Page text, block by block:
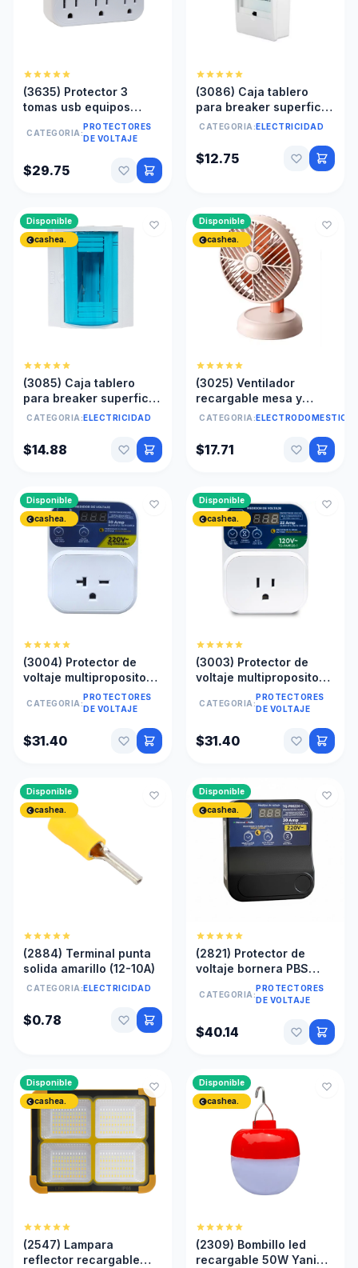
(3635) Protector 3
tomas usb equipos
electronicos
CATEGORIA:
PROTECTORES
DE VOLTAJE
$29.75
(3086) Caja tablero
para breaker superficial
6 polo GY-6
CATEGORIA:ELECTRICIDAD
$12.75
Disponible
cashea.
(3085) Caja tablero
para breaker superficial
8 polo GY-8
CATEGORIA:ELECTRICIDAD
$14.88
Disponible
cashea.
(3025) Ventilador
recargable mesa y
mano usb
CATEGORIA:ELECTRODOMESTICO
$17.71
Disponible
cashea.
(3004) Protector de
voltaje multiproposito
220v TQPAM220-1
CATEGORIA:
PROTECTORES
DE VOLTAJE
$31.40
Disponible
cashea.
(3003) Protector de
voltaje multiproposito
TQPAM120-1
CATEGORIA:
PROTECTORES
DE VOLTAJE
$31.40
Disponible
cashea.
(2884) Terminal punta
solida amarillo (12-10A)
CATEGORIA:ELECTRICIDAD
$0.78
Disponible
cashea.
(2821) Protector de
voltaje bornera PBS
CATEGORIA:
PROTECTORES
DE VOLTAJE
$40.14
Disponible
cashea.
(2547) Lampara
reflector recargable
Disponible
cashea.
(2309) Bombillo led
recargable 50W Yani